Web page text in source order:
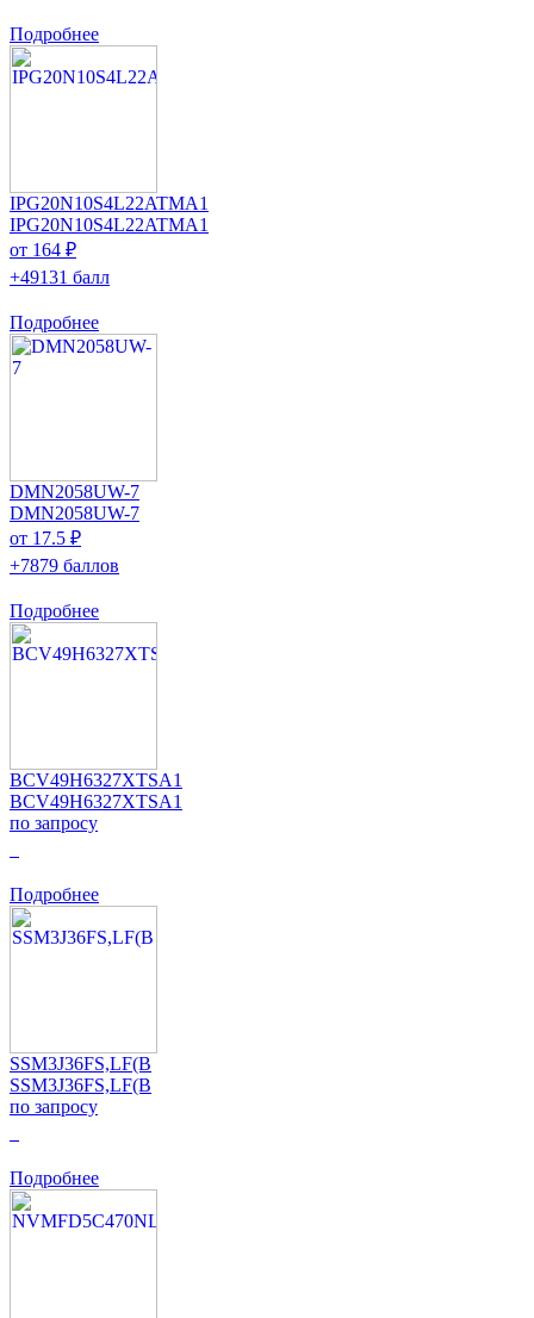
Подробнее
IPG20N10S4L22ATMA1
IPG20N10S4L22ATMA1
от 164 ₽
+49131 балл
Подробнее
DMN2058UW-7
DMN2058UW-7
от 17.5 ₽
+7879 баллов
Подробнее
BCV49H6327XTSA1
BCV49H6327XTSA1
по запросу
Подробнее
SSM3J36FS,LF(B
SSM3J36FS,LF(B
по запросу
Подробнее